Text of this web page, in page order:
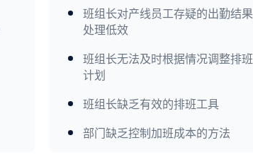
班组长对产线员工存疑的出勤结果
处理低效
班组长无法及时根据情况调整排班
计划
班组长缺乏有效的排班工具​
部门缺乏控制加班成本的方法